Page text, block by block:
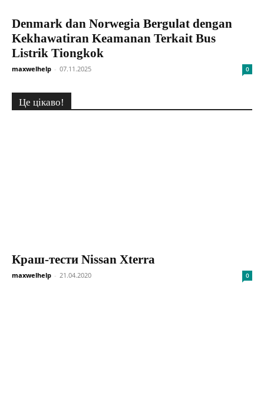
Denmark dan Norwegia Bergulat dengan
Kekhawatiran Keamanan Terkait Bus
Listrik Tiongkok
maxwelhelp - 07.11.2025 0
Це цікаво!
Краш-тести Nissan Xterra
maxwelhelp - 21.04.2020 0